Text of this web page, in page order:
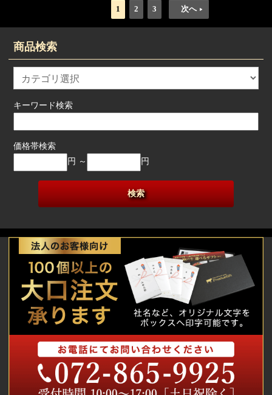
1 2 3 次へ
商品検索
キーワード検索
価格帯検索
円 ～
円